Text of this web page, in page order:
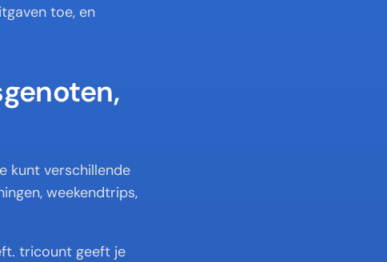
toe, en
kunt verschillende
weekendtrips,
tricount geeft je